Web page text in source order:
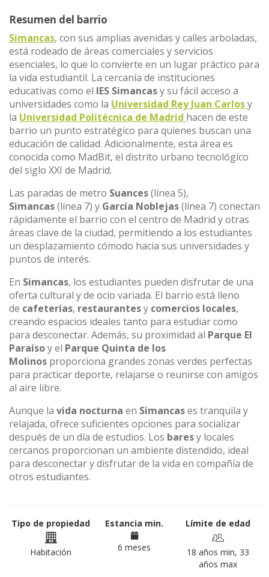
Resumen del barrio
Simancas, con sus amplias avenidas y calles arboladas,
está rodeado de áreas comerciales y servicios
esenciales, lo que lo convierte en un lugar práctico para
la vida estudiantil. La cercanía de instituciones
educativas como el IES Simancasy su fácil acceso a
universidades como la Universidad Rey Juan Carlosy
la Universidad Politécnica de Madrid hacen de este
barrio un punto estratégico para quienes buscan una
educación de calidad. Adicionalmente, esta área es
conocida como MadBit, el distrito urbano tecnológico
del siglo XXI de Madrid.
Las paradas de metro Suances(línea 5),
Simancas(línea 7) y García Noblejas(línea 7) conectan
rápidamente el barrio con el centro de Madrid y otras
áreas clave de la ciudad, permitiendo a los estudiantes
un desplazamiento cómodo hacia sus universidades y
puntos de interés.
En Simancas, los estudiantes pueden disfrutar de una
oferta cultural y de ocio variada. El barrio está lleno
de cafeterías, restaurantesy comercios locales,
creando espacios ideales tanto para estudiar como
para desconectar. Además, su proximidad al Parque El
Paraísoy el Parque Quinta de los
Molinos proporciona grandes zonas verdes perfectas
para practicar deporte, relajarse o reunirse con amigos
al aire libre.
Aunque la vida nocturna en Simancases tranquila y
relajada, ofrece suficientes opciones para socializar
después de un día de estudios. Los baresy locales
cercanos proporcionan un ambiente distendido, ideal
para desconectar y disfrutar de la vida en compañía de
otros estudiantes.
Tipo de propiedad
Habitación
Estancia min.
6 meses
Límite de edad
18 años min, 33
años max